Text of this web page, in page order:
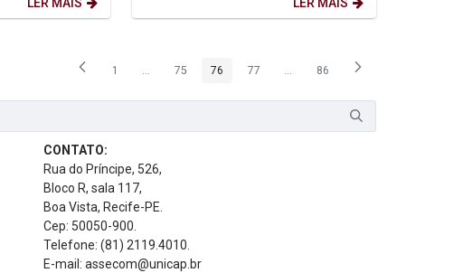
Página
1 ...Páginas intermediárias Usar ABA para navegar.
Página
75 Página
76 Página
77 ...Páginas intermediárias Usar ABA
Página
86
CONTATO:
Rua do Príncipe, 526,
Bloco R, sala 117,
Boa Vista, Recife-PE.
Cep: 50050-900.
Telefone: (81) 2119.4010.
E-mail: assecom@unicap.br